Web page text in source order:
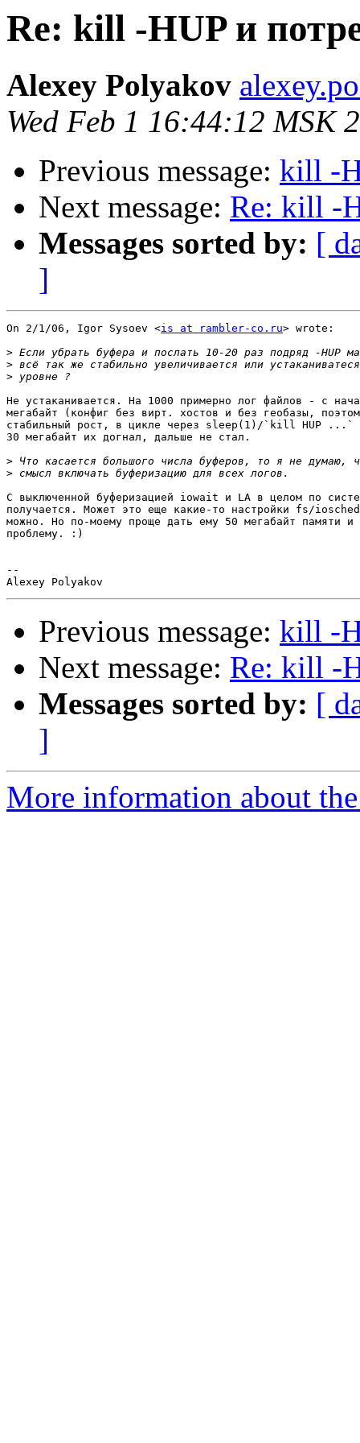
Re: kill -HUP и
Alexey Polyakov
Wed Feb 1 16:44:12 MSK
Previous message: kill -
Next message: Re: kill -
Messages sorted by: [
]
On 2/1/06, Igor Sysoev <is at rambler-co.ru> wrote:
>
>
>
Не устаканивается. На 1000 примерно лог файлов - с
мегабайт (конфиг без вирт. хостов и без геобазы,
стабильный рост, в цикле через sleep(1)/`kill HUP ...`
30 мегабайт их догнал, дальше не стал.
>
>
С выключенной буферизацией iowait и LA в целом по
получается. Может это еще какие-то настройки fs/
можно. Но по-моему проще дать ему 50 мегабайт памяти и
проблему. :)
--
Previous message: kill -
Next message: Re: kill -
Messages sorted by: [
]
More information about